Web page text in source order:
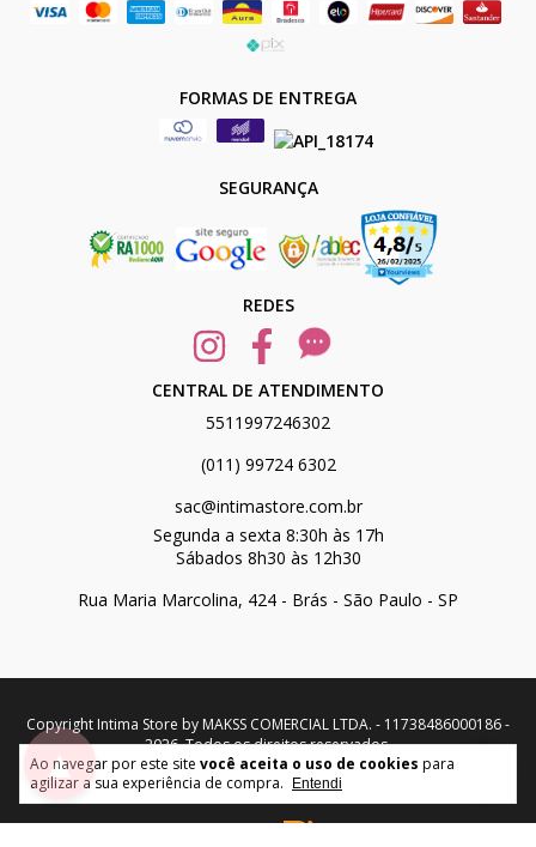
Ao navegar por este site você aceita o uso de cookies para
agilizar a sua experiência de compra.
Entendi
FORMAS DE ENTREGA
SEGURANÇA
REDES
CENTRAL DE ATENDIMENTO
5511997246302
(011) 99724 6302
sac@intimastore.com.br
Segunda a sexta 8:30h às 17h
Sábados 8h30 às 12h30
Rua Maria Marcolina, 424 - Brás - São Paulo - SP
Copyright Intima Store by MAKSS COMERCIAL LTDA. - 11738486000186 -
2026. Todos os direitos reservados.
▲